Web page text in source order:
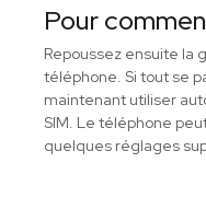
Pour
Repoussez ensuite la
téléphone. Si tout se
maintenant utiliser
SIM. Le téléphone
quelques réglages